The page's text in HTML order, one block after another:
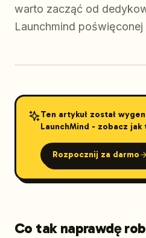
warto zacząć od
Launchmind poświęconej
Ten artykuł został
LaunchMind - zobacz jak
Rozpocznij za darmo
Co tak naprawdę